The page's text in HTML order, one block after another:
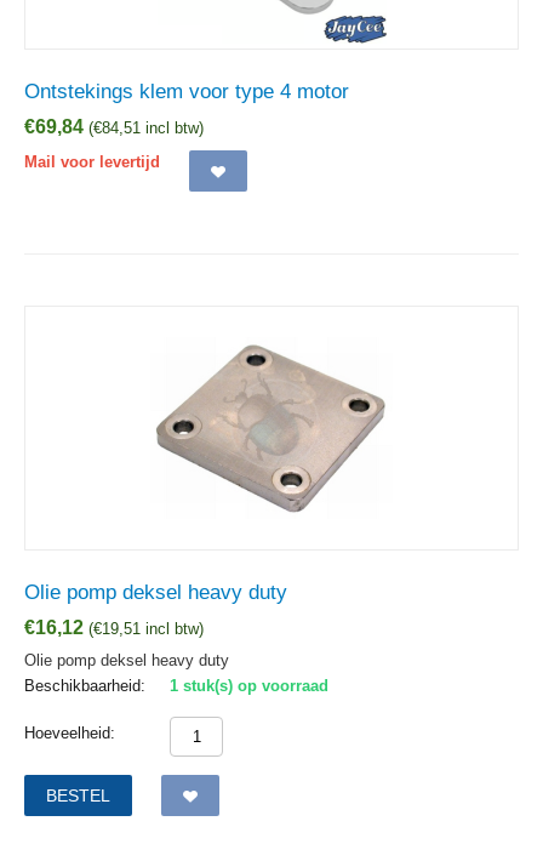
Ontstekings klem voor type 4 motor
€69,84 (€84,51 incl btw)
Mail voor levertijd
Olie pomp deksel heavy duty
€16,12 (€19,51 incl btw)
Olie pomp deksel heavy duty
Beschikbaarheid:
1 stuk(s) op voorraad
Hoeveelheid:
BESTEL